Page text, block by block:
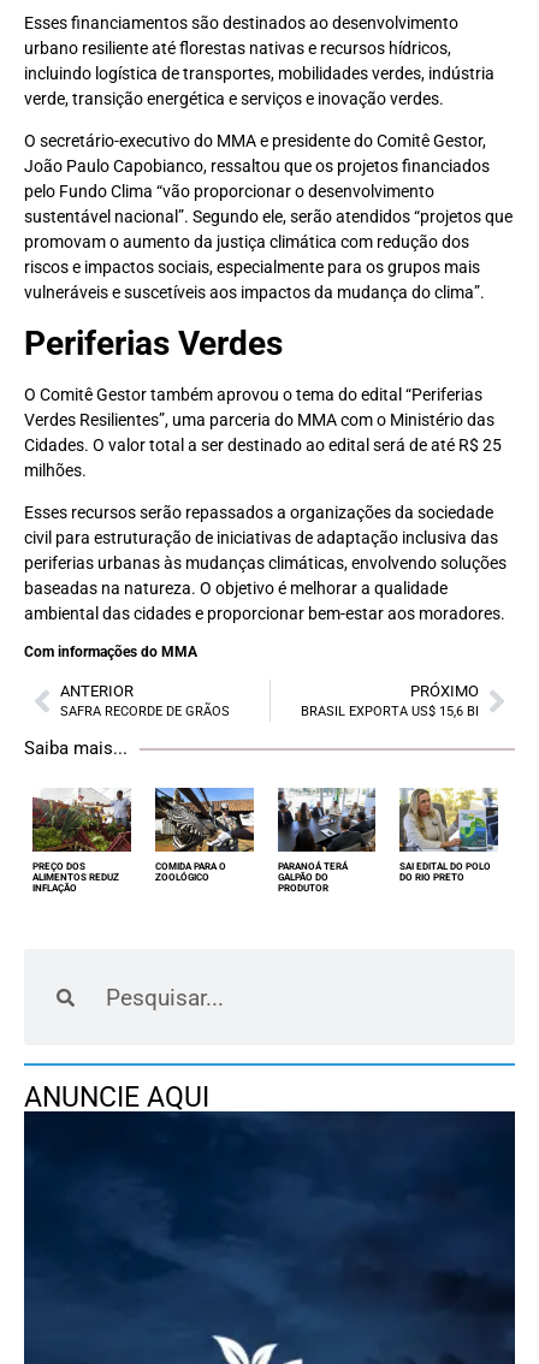
Esses financiamentos são destinados ao desenvolvimento
urbano resiliente até florestas nativas e recursos hídricos,
incluindo logística de transportes, mobilidades verdes, indústria
verde, transição energética e serviços e inovação verdes.
O secretário-executivo do MMA e presidente do Comitê Gestor,
João Paulo Capobianco, ressaltou que os projetos financiados
pelo Fundo Clima “vão proporcionar o desenvolvimento
sustentável nacional”. Segundo ele, serão atendidos “projetos que
promovam o aumento da justiça climática com redução dos
riscos e impactos sociais, especialmente para os grupos mais
vulneráveis e suscetíveis aos impactos da mudança do clima”.
Periferias Verdes
O Comitê Gestor também aprovou o tema do edital “Periferias
Verdes Resilientes”, uma parceria do MMA com o Ministério das
Cidades. O valor total a ser destinado ao edital será de até R$ 25
milhões.
Esses recursos serão repassados a organizações da sociedade
civil para estruturação de iniciativas de adaptação inclusiva das
periferias urbanas às mudanças climáticas, envolvendo soluções
baseadas na natureza. O objetivo é melhorar a qualidade
ambiental das cidades e proporcionar bem-estar aos moradores.
Com informações do MMA
ANTERIOR
SAFRA RECORDE DE GRÃOS
PRÓXIMO
BRASIL EXPORTA US$ 15,6 BI
Saiba mais...
PREÇO DOS
ALIMENTOS REDUZ
INFLAÇÃO
COMIDA PARA O
ZOOLÓGICO
PARANOÁ TERÁ
GALPÃO DO
PRODUTOR
SAI EDITAL DO POLO
DO RIO PRETO
ANUNCIE AQUI